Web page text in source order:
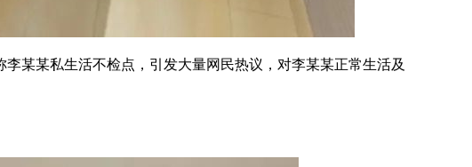
某私生活不检点，引发大量网民热议，对李某某正常生活及